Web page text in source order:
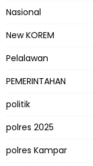
Nasional
New KOREM
Pelalawan
PEMERINTAHAN
politik
polres 2025
polres Kampar